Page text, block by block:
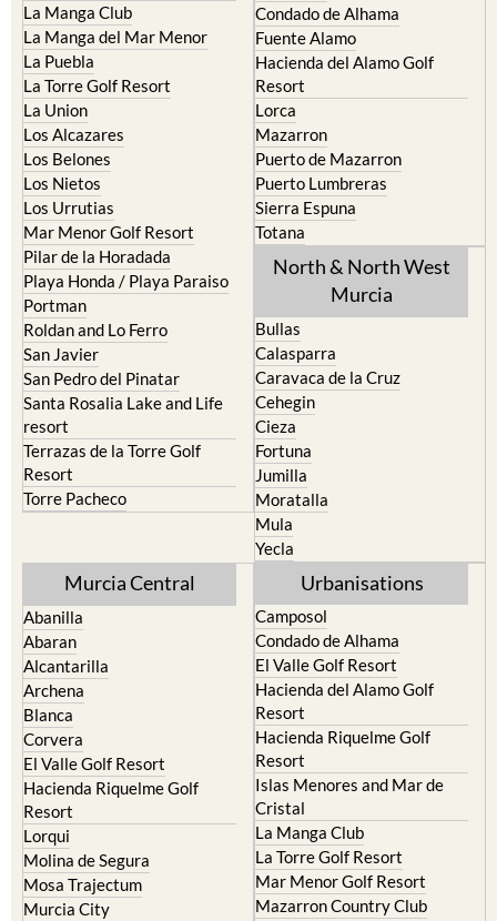
La Manga Club
La Manga del Mar Menor
La Puebla
La Torre Golf Resort
La Union
Los Alcazares
Los Belones
Los Nietos
Los Urrutias
Mar Menor Golf Resort
Pilar de la Horadada
Playa Honda / Playa Paraiso
Portman
Roldan and Lo Ferro
San Javier
San Pedro del Pinatar
Santa Rosalia Lake and Life
resort
Terrazas de la Torre Golf
Resort
Torre Pacheco
Condado de Alhama
Fuente Alamo
Hacienda del Alamo Golf
Resort
Lorca
Mazarron
Puerto de Mazarron
Puerto Lumbreras
Sierra Espuna
Totana
North & North West
Murcia
Bullas
Calasparra
Caravaca de la Cruz
Cehegin
Cieza
Fortuna
Jumilla
Moratalla
Mula
Yecla
Murcia Central
Abanilla
Abaran
Alcantarilla
Archena
Blanca
Corvera
El Valle Golf Resort
Hacienda Riquelme Golf
Resort
Lorqui
Molina de Segura
Mosa Trajectum
Murcia City
Urbanisations
Camposol
Condado de Alhama
El Valle Golf Resort
Hacienda del Alamo Golf
Resort
Hacienda Riquelme Golf
Resort
Islas Menores and Mar de
Cristal
La Manga Club
La Torre Golf Resort
Mar Menor Golf Resort
Mazarron Country Club